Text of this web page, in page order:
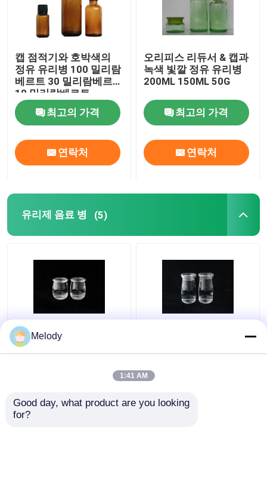
크 라프 트 종이 라이너
캡 점적기와 호박색의
정유 유리병 100 밀리람
베르트 30 밀리람베르트
10 밀리람베르트
최고의 가격
연락처
오리피스 리듀서 & 캡과
녹색 빛깔 정유 유리병
200ML 150ML 50G
최고의 가격
연락처
유리제 음료 병 (5)
PP 캡과 특정 개인 앞 프
로스팅 글라스 음료통
PP 캡과 개별적 프린팅
Melody
1:41 AM
Good day, what product are you looking
for?